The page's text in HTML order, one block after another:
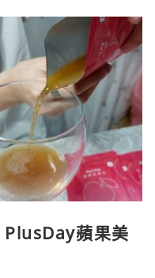
蘋果美